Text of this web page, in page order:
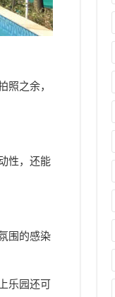
照之余，
性，还能
围的感染
乐园还可